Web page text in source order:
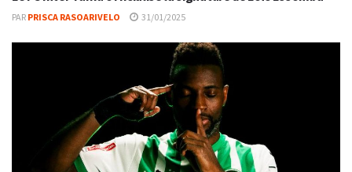
PAR PRISCA RASOARIVELO 31/01/2025